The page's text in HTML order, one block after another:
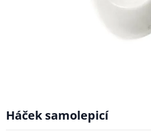
Háček samolepicí